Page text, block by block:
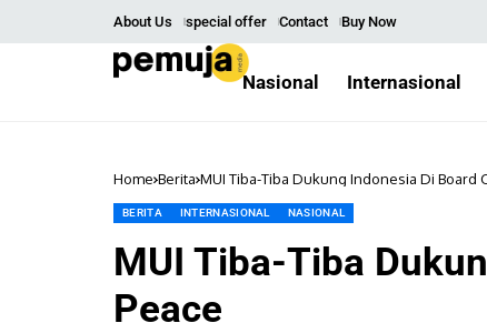
About Us special offer Contact Buy Now
Nasional Internasional
Home Berita MUI Tiba-Tiba Dukung Indonesia Di Board
BERITA INTERNASIONAL NASIONAL
MUI Tiba-Tiba
Peace